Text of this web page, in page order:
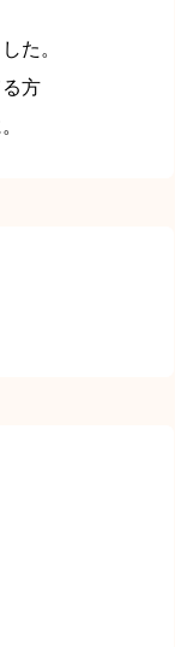
た。
方